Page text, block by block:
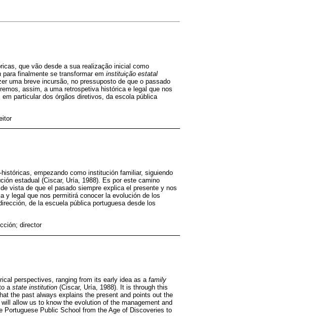
que vão desde a sua realização inicial como
para finalmente se transformar em instituição estatal
uma breve incursão, no pressuposto de que o passado
assim, a uma retrospetiva histórica e legal que nos
particular dos órgãos diretivos, da escola pública
empezando como institución familiar, siguiendo
estadual (Ciscar, Uría, 1988). Es por este camino
vista de que el pasado siempre explica el presente y nos
y legal que nos permitirá conocer la evolución de los
de la escuela pública portuguesa desde los
director
perspectives, ranging from its early idea as a family
a state institution (Ciscar, Uría, 1988). It is through this
the past always explains the present and points out the
allow us to know the evolution of the management and
Public School from the Age of Discoveries to